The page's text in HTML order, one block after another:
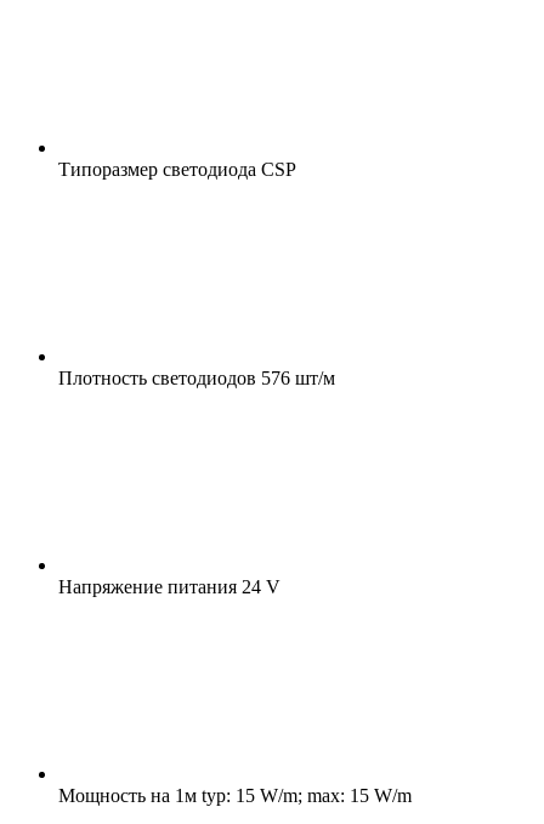
Типоразмер светодиода CSP
Плотность светодиодов 576 шт/м
Напряжение питания 24 V
Мощность на 1м typ: 15 W/m; max: 15 W/m